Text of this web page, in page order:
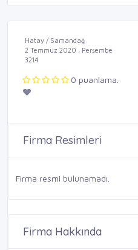
Hatay / Samandağ
2 Temmuz 2020 , Perşembe
3214
0 puanlama.
Firma Resimleri
Firma resmi bulunamadı.
Firma Hakkında